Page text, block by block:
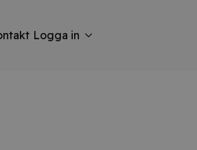
Logga in